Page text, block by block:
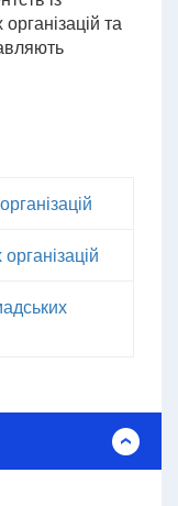
та